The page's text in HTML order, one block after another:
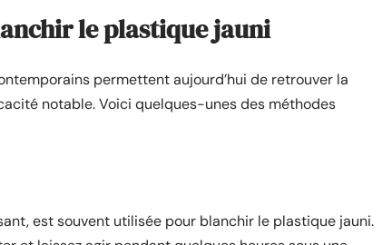
le plastique jauni
permettent aujourd’hui de retrouver la
notable. Voici quelques-unes des méthodes
est souvent utilisée pour blanchir le plastique jauni.